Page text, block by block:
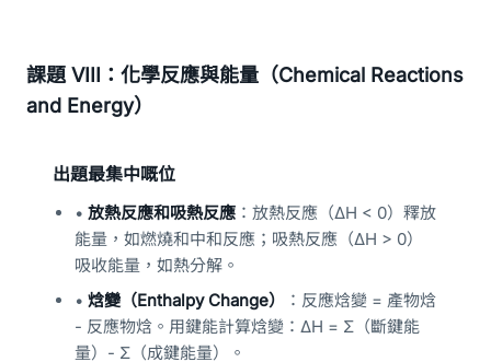
課題 VIII：化學反應與能量（Chemical Reactions
and Energy）
出題最集中嘅位
• 放熱反應和吸熱反應 ：放熱反應（ΔH < 0）釋放
能量，如燃燒和中和反應；吸熱反應（ΔH > 0）
吸收能量，如熱分解。
• 焓變（Enthalpy Change）
：反應焓變 = 產物焓
- 反應物焓。用鍵能計算焓變：ΔH = Σ（斷鍵能
量）- Σ（成鍵能量）。